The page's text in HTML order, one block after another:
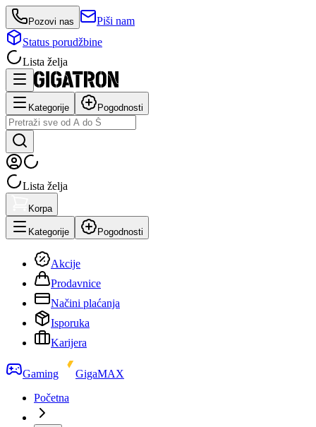
Pozovi nas
Piši nam
Status porudžbine
Lista želja
Kategorije Pogodnosti
Lista želja
Korpa
Kategorije Pogodnosti
Akcije
Prodavnice
Načini plaćanja
Isporuka
Karijera
Gaming
GigaMAX
Početna